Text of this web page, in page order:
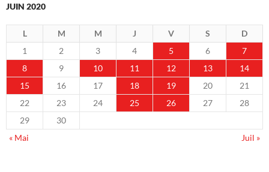
JUIN 2020
L M M J V S
D
1
2 3 4 5 6
7
8
9 10 11 12 13
14
15
16 17 18 19 20
21
22
23 24 25 26 27
28
29
30
« Mai
Juil »